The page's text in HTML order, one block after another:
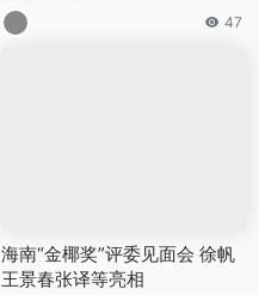
47
海南“金椰奖”评委见面会 徐帆
王景春张译等亮相